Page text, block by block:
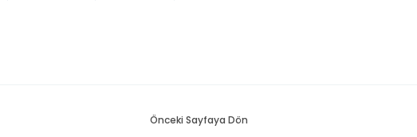
Önceki Sayfaya Dön